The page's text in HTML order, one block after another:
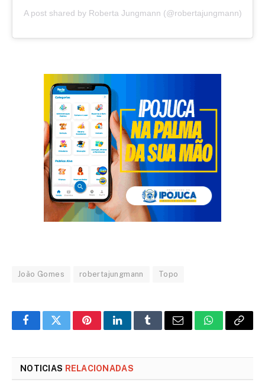
A post shared by Roberta Jungmann (@robertajungmann)
João Gomes robertajungmann Topo
FacebookTwitterPinterestLinkedInTumblrEmail WhatsApp
Copy
NOTICIAS RELACIONADAS